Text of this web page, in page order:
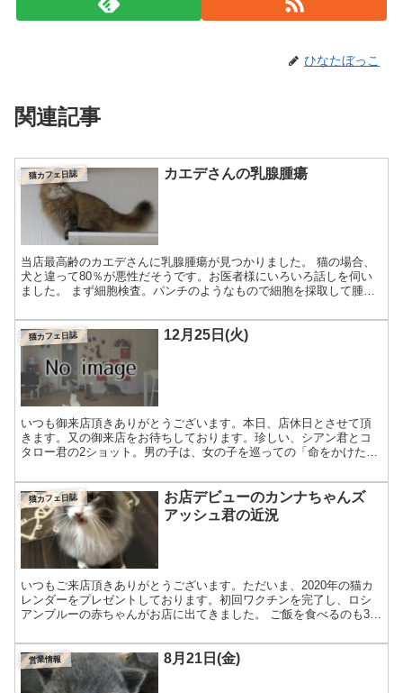
ひなたぼっこ
関連記事
猫カフェ日誌 カエデさんの乳腺腫瘍
当店最高齢のカエデさんに乳腺腫瘍が見つかりました。 猫の場合、
犬と違って80％が悪性だそうです。お医者様にいろいろ話しを伺い
ました。 まず細胞検査。パンチのようなもので細胞を採取して腫瘍
猫カフェ日誌 12月25日(火)
いつも御来店頂きありがとうございます。本日、店休日とさせて頂
きます。又の御来店をお待ちしております。珍しい、シアン君とコ
タロー君の2ショット。男の子は、女の子を巡っての「命をかけた戦
猫カフェ日誌
お店デビューのカンナちゃんズ
アッシュ君の近況
いつもご来店頂きありがとうございます。ただいま、2020年の猫カ
レンダーをプレゼントしております。初回ワクチンを完了し、ロシ
アンブルーの赤ちゃんがお店に出てきました。 ご飯を食べるのも3頭
営業情報 8月21日(金)